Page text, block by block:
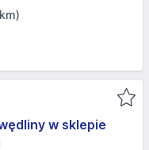
w sklepie